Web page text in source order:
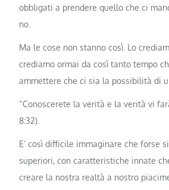
obbligati a prendere quello che ci
no.
Ma le cose non stanno così. Lo
crediamo ormai da così tanto tempo
ammettere che ci sia la possibilità di
“Conoscerete la verità e la verità vi
8:32).
E’ così difficile immaginare che forse
superiori, con caratteristiche innate
creare la nostra realtà a nostro